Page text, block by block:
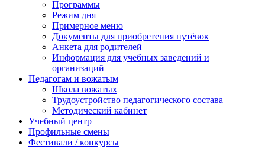
Программы
Режим дня
Примерное меню
Документы для приобретения путёвок
Анкета для родителей
Информация для учебных заведений и
организаций
Педагогам и вожатым
Школа вожатых
Трудоустройство педагогического состава
Методический кабинет
Учебный центр
Профильные смены
Фестивали / конкурсы